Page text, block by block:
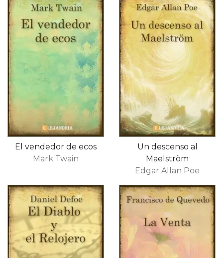
El vendedor de ecos
Mark Twain
Un descenso al
Maelström
Edgar Allan Poe